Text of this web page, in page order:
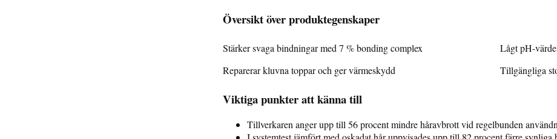
Översikt över produktegenskaper
Stärker svaga bindningar med 7 % bonding complex
Lågt pH-
Reparerar kluvna toppar och ger värmeskydd
Tillgängliga
Viktiga punkter att känna till
Tillverkaren anger upp till 56 procent mindre håravbrott vid regelbunden